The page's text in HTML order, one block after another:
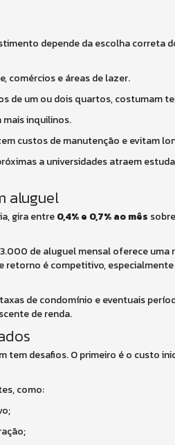
depende da escolha correta
comércios e áreas de lazer.
de um ou dois quartos, costumam
inquilinos.
custos de manutenção e evitam
a universidades atraem
aluguel
gira entre0,4% e 0,7% ao mês
de aluguel mensal oferece
retorno é competitivo,
de condomínio e eventuais
de renda.
desafios. O primeiro é o custo
como: